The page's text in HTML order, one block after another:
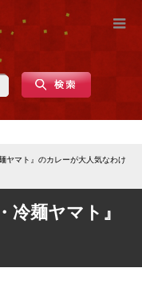
ヤマト』のカレーが大人気なわけ
冷麺ヤマト』